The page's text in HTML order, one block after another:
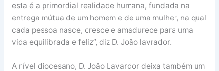
esta é a primordial realidade humana, fundada na
entrega mútua de um homem e de uma mulher, na qual
cada pessoa nasce, cresce e amadurece para uma
vida equilibrada e feliz”, diz D. João lavrador.
A nível diocesano, D. João Lavardor deixa também um